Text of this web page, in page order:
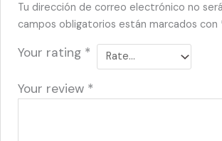
Tu dirección de correo electrónico no
campos obligatorios están marcados con
Your rating *
Your review *